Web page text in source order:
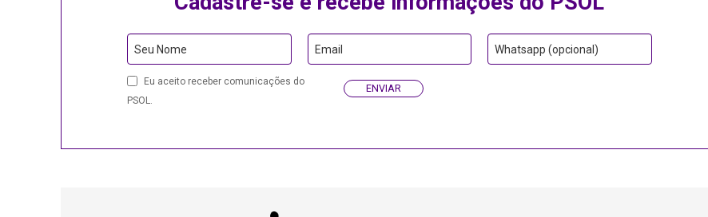
Email
Address
Seu Nome Email Whatsapp (opcional)
Eu aceito receber comunicações do
PSOL.
ENVIAR